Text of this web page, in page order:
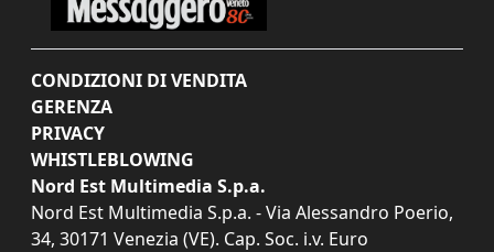
CONDIZIONI DI VENDITA
GERENZA
PRIVACY
WHISTLEBLOWING
Nord Est Multimedia S.p.a.
Nord Est Multimedia S.p.a. - Via Alessandro Poerio,
34, 30171 Venezia (VE). Cap. Soc. i.v. Euro